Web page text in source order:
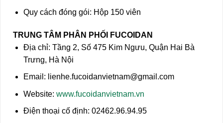
Quy cách đóng gói: Hộp 150 viên
TRUNG TÂM PHÂN PHỐI FUCOIDAN
Địa chỉ: Tầng 2, Số 475 Kim Ngưu, Quận Hai Bà
Trưng, Hà Nội
Email: lienhe.fucoidanvietnam@gmail.com
Website: www.fucoidanvietnam.vn
Điện thoại cố định: 02462.96.94.95